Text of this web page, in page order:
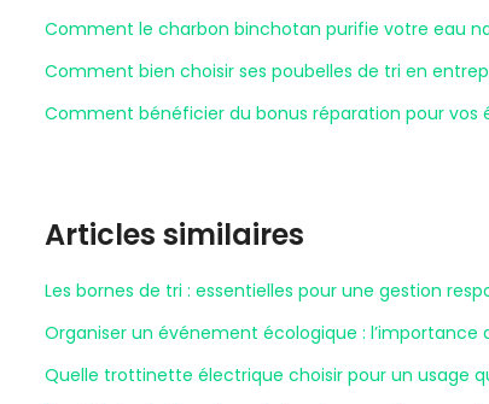
Comment le charbon binchotan purifie votre eau
Comment bien choisir ses poubelles de tri en
Comment bénéficier du bonus réparation pour vos
Articles similaires
Les bornes de tri : essentielles pour une gestion
Organiser un événement écologique : l’importance
Quelle trottinette électrique choisir pour un usage